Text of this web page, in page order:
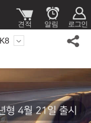
형 4월 21일 출시